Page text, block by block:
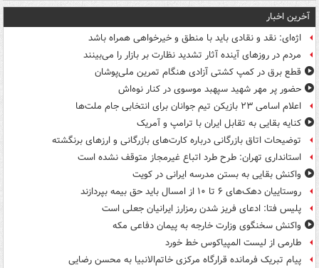
آخرین اخبار
اژه‌ای: نقد و نقادی باید با منطق و خیرخواهی همراه باشد
مردم در روزهای آینده آثار تشدید نظارت بر بازار را می‌بینند
قطع برق در کمپ کشتی آزادی هنگام تمرین ملی‌پوشان
حضور پر مهر شهید سپهبد موسوی در کنار نوه‌اش
اعلام اسامی ۲۳ بازیکن تیم جوانان برای انتخابی جام ملت‌ها
کنایه بقایی به تقابل ایران با ترامپ و آمریک
توضیحات اتاق بازرگانی درباره کارت‌های بازرگانی و ارزهای برنگشته
استانداری تهران: طرح طرد اتباع غیرمجاز متوقف نشده است
واکنش بقایی به بستن مدرسه ایرانی در کویت
روستاییان دهک‌های ۶ تا ۱۰ از امسال باید حق بیمه بپردازند
پلیس فتا: ادعای فریز شدن رمزارز ایرانیان جعلی است
واکنش سخنگوی وزارت خارجه به پیمان دفاعی مکه
طارمی از لیست المپیاکوس خط خورد
پیام تبریک فرمانده قرارگاه مرکزی خاتم‌الانبیا به محسن رضایی